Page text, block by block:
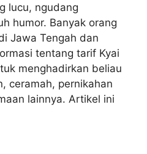
lucu, ngudang
humor. Banyak orang
Jawa Tengah dan
tentang tarif Kyai
menghadirkan beliau
ceramah, pernikahan
lainnya. Artikel ini